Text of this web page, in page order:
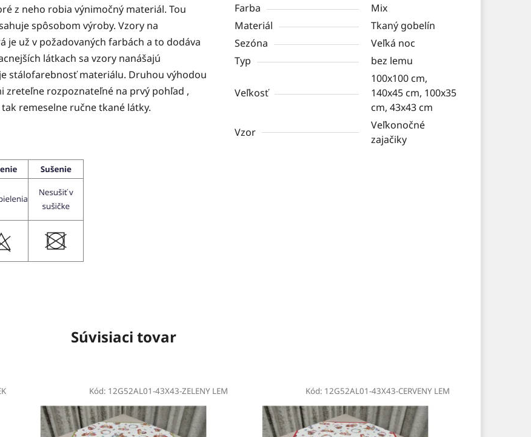
z neho robia výnimočný materiál. Tou
spôsobom výroby. Vzory na
je už v požadovaných farbách a to dodáva
látkach sa vzory nanášajú
stálofarebnosť materiálu. Druhou výhodou
zreteľne rozpoznateľné na prvý pohľad ,
remeselne ručne tkané látky.
Farba
Mix
Materiál
Tkaný gobelín
Sezóna
Veľká noc
Typ
bez lemu
Veľkosť
100x100 cm,
140x45 cm, 100x35
cm, 43x43 cm
Vzor
Veľkonočné
zajačiky
Súvisiaci tovar
Kód: 12G52AL01-43X43-ZELENY LEM Kód: 12G52AL01-43X43-CERVENY LEM